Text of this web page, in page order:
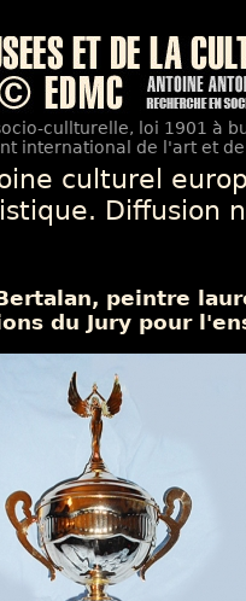
cullturelle, loi 1901 à
international de l'art et
culturel
Diffusion
peintre
du Jury pour